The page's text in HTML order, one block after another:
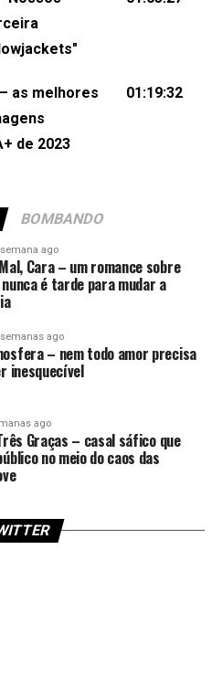
FlorêncioEdição de
as melhores
de 2023
01:19:32
BOMBANDO
ago
Cara – um romance sobre
é tarde para mudar a
ago
– nem todo amor precisa
inesquecível
ago
Graças – casal sáfico que
no meio do caos das